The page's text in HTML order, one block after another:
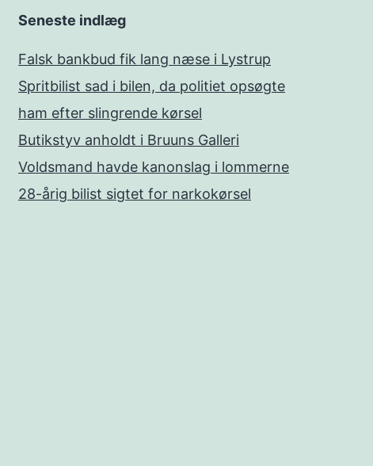
Seneste indlæg
Falsk bankbud fik lang næse i Lystrup
Spritbilist sad i bilen, da politiet opsøgte
ham efter slingrende kørsel
Butikstyv anholdt i Bruuns Galleri
Voldsmand havde kanonslag i lommerne
28-årig bilist sigtet for narkokørsel